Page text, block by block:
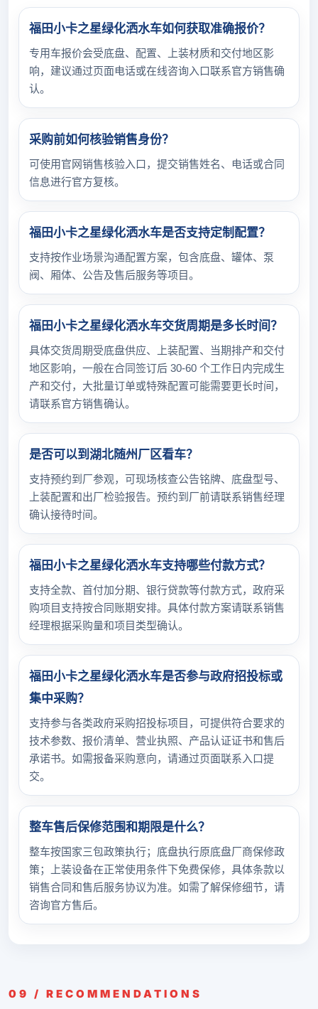
福田小卡之星绿化洒水车如何获取准确报价？
专用车报价会受底盘、配置、上装材质和交付地区影
响，建议通过页面电话或在线咨询入口联系官方销售确
认。
采购前如何核验销售身份？
可使用官网销售核验入口，提交销售姓名、电话或合同
信息进行官方复核。
福田小卡之星绿化洒水车是否支持定制配置？
支持按作业场景沟通配置方案，包含底盘、罐体、泵
阀、厢体、公告及售后服务等项目。
福田小卡之星绿化洒水车交货周期是多长时间？
具体交货周期受底盘供应、上装配置、当期排产和交付
地区影响，一般在合同签订后 30-60 个工作日内完成生
产和交付，大批量订单或特殊配置可能需要更长时间，
请联系官方销售确认。
是否可以到湖北随州厂区看车？
支持预约到厂参观，可现场核查公告铭牌、底盘型号、
上装配置和出厂检验报告。预约到厂前请联系销售经理
确认接待时间。
福田小卡之星绿化洒水车支持哪些付款方式？
支持全款、首付加分期、银行贷款等付款方式，政府采
购项目支持按合同账期安排。具体付款方案请联系销售
经理根据采购量和项目类型确认。
福田小卡之星绿化洒水车是否参与政府招投标或
集中采购？
支持参与各类政府采购招投标项目，可提供符合要求的
技术参数、报价清单、营业执照、产品认证证书和售后
承诺书。如需报备采购意向，请通过页面联系入口提
交。
整车售后保修范围和期限是什么？
整车按国家三包政策执行；底盘执行原底盘厂商保修政
策；上装设备在正常使用条件下免费保修，具体条款以
销售合同和售后服务协议为准。如需了解保修细节，请
咨询官方售后。
09 / RECOMMENDATIONS